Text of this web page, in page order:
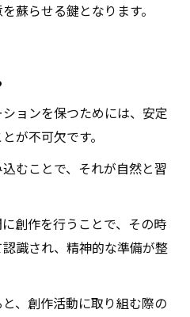
蘇らせる鍵となります。
ョンを保つためには、安定
が不可欠です。
むことで、それが自然と習
創作を行うことで、その時
識され、精神的な準備が整
、創作活動に取り組む際の